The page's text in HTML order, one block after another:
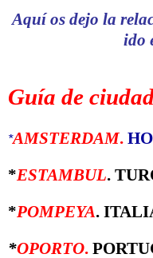
Aquí os dejo la
ido
Guía de
*AMSTERDAM.
*ESTAMBUL.
*POMPEYA.
*OPORTO.